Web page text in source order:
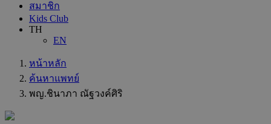
สมาชิก
Kids Club
TH
EN
หน้าหลัก
ค้นหาแพทย์
พญ.ชินาภา ณัฐวงค์ศิริ